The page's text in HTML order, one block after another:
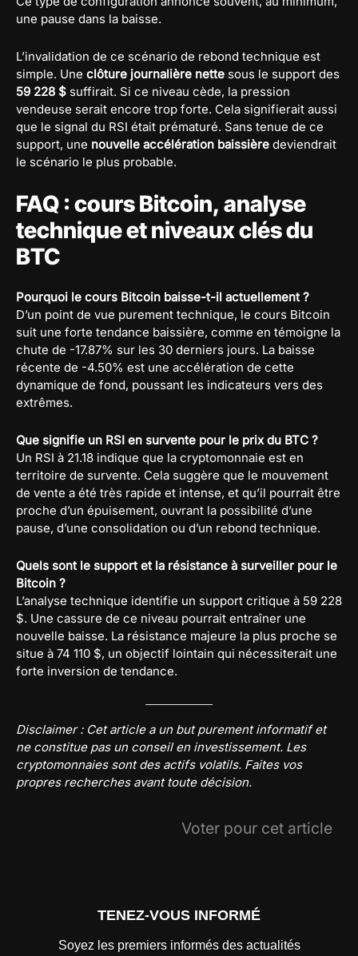
une pause dans la baisse.
L’invalidation de ce scénario de rebond technique est
simple. Une clôture journalière nette sous le support des
59 228 $ suffirait. Si ce niveau cède, la pression
vendeuse serait encore trop forte. Cela signifierait aussi
que le signal du RSI était prématuré. Sans tenue de ce
support, une nouvelle accélération baissière deviendrait
le scénario le plus probable.
FAQ : cours Bitcoin, analyse
technique et niveaux clés du
BTC
Pourquoi le cours Bitcoin baisse-t-il actuellement ?
D’un point de vue purement technique, le cours Bitcoin
suit une forte tendance baissière, comme en témoigne la
chute de -17.87% sur les 30 derniers jours. La baisse
récente de -4.50% est une accélération de cette
dynamique de fond, poussant les indicateurs vers des
extrêmes.
Que signifie un RSI en survente pour le prix du BTC ?
Un RSI à 21.18 indique que la cryptomonnaie est en
territoire de survente. Cela suggère que le mouvement
de vente a été très rapide et intense, et qu’il pourrait être
proche d’un épuisement, ouvrant la possibilité d’une
pause, d’une consolidation ou d’un rebond technique.
Quels sont le support et la résistance à surveiller pour le
Bitcoin ?
L’analyse technique identifie un support critique à 59 228
$. Une cassure de ce niveau pourrait entraîner une
nouvelle baisse. La résistance majeure la plus proche se
situe à 74 110 $, un objectif lointain qui nécessiterait une
forte inversion de tendance.
Disclaimer : Cet article a un but purement informatif et
ne constitue pas un conseil en investissement. Les
cryptomonnaies sont des actifs volatils. Faites vos
propres recherches avant toute décision.
Voter pour cet article
TENEZ-VOUS INFORMÉ
Soyez les premiers informés des actualités